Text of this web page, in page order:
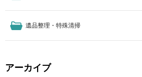
遺品整理・特殊清掃
アーカイブ